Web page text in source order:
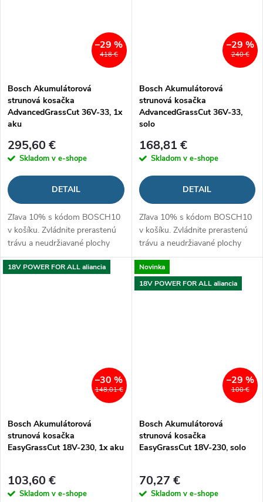
418 €
–29 %
Bosch Akumulátorová
strunová kosačka
AdvancedGrassCut 36V-33, 1x
aku
295,60 €
Skladom v e-shope
DETAIL
Zľava 10% s kódom BOSCH10
v košíku. Zvládnite prerastenú
trávu a neudržiavané plochy
vďaka výkonnému
akumulátorovému vyžínaniu
240 €
–29 %
Bosch Akumulátorová
strunová kosačka
AdvancedGrassCut 36V-33,
solo
168,81 €
Skladom v e-shope
DETAIL
Zľava 10% s kódom BOSCH10
v košíku. Zvládnite prerastenú
trávu a neudržiavané plochy
vďaka výkonnému
akumulátorovému vyžínaniu
18V POWER FOR ALL aliancia
148,01 €
–30 %
Bosch Akumulátorová
strunová kosačka
EasyGrassCut 18V-230, 1x aku
103,60 €
Skladom v e-shope
Novinka
18V POWER FOR ALL aliancia
100 €
–29 %
Bosch Akumulátorová
strunová kosačka
EasyGrassCut 18V-230, solo
70,27 €
Skladom v e-shope